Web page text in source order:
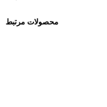
محصولات مرتبط